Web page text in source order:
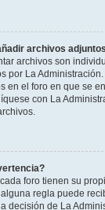
archivos
archivos son
por La
en el foro en que se
con La
foro tienen su
regla puede
decisión de La